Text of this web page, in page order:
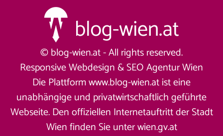
© blog-wien.at - All rights reserved.
Responsive Webdesign &SEO Agentur Wien
Die Plattform www.blog-wien.at ist eine
unabhängige und privatwirtschaftlich geführte
Webseite. Den offiziellen Internetauftritt der Stadt
Wien finden Sie unterwien.gv.at